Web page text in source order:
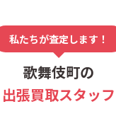
私たちが査定します！
歌舞伎町の
出張買取スタッフ